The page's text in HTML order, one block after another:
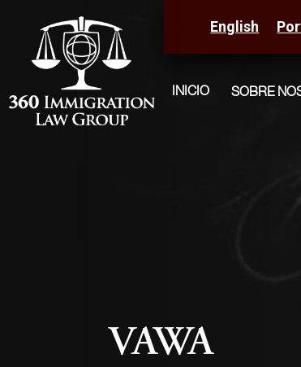
English
INICIO SOBRE
VAWA